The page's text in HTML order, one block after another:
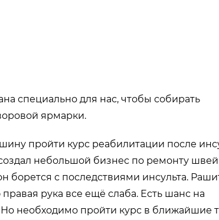
специально для нас, чтобы собирать
ярмарки.
пройти курс реабилитации после
небольшой бизнес по ремонту
борется с последствиями инсульта.
рука все ещё слаба. Есть шанс на
необходимо пройти курс в ближайшие